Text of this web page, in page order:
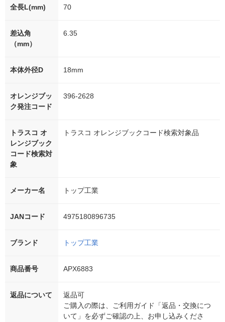
全長L(mm) 70
差込角
（mm）
6.35
本体外径D 18mm
オレンジブッ
ク発注コード
396-2628
トラスコ オ
レンジブック
コード検索対
象
トラスコ オレンジブックコード検索対象品
メーカー名 トップ工業
JANコード 4975180896735
ブランド トップ工業
商品番号 APX6883
返品について
返品可
ご購入の際は、ご利用ガイド「返品・交換につ
いて」を必ずご確認の上、お申し込みくださ